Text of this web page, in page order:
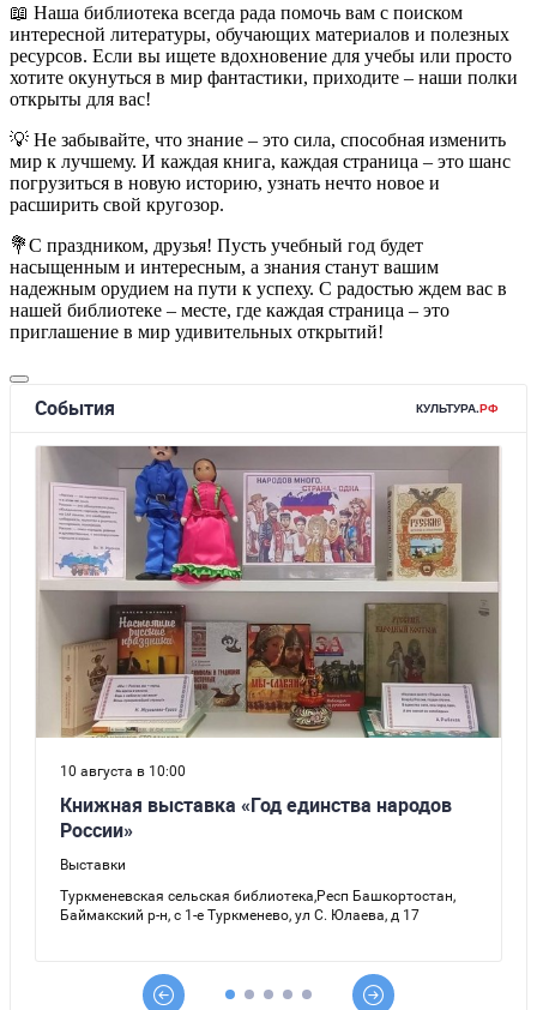
📖 Наша библиотека всегда рада помочь вам с поиском
интересной литературы, обучающих материалов и полезных
ресурсов. Если вы ищете вдохновение для учебы или просто
хотите окунуться в мир фантастики, приходите – наши полки
открыты для вас!
💡 Не забывайте, что знание – это сила, способная изменить
мир к лучшему. И каждая книга, каждая страница – это шанс
погрузиться в новую историю, узнать нечто новое и
расширить свой кругозор.
💐С праздником, друзья! Пусть учебный год будет
насыщенным и интересным, а знания станут вашим
надежным орудием на пути к успеху. С радостью ждем вас в
нашей библиотеке – месте, где каждая страница – это
приглашение в мир удивительных открытий!